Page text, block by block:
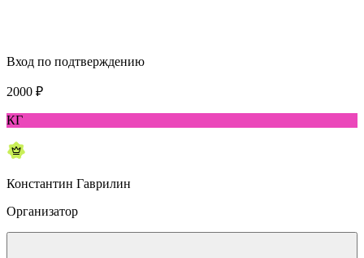
Вход по подтверждению
2000 ₽
КГ
Константин Гаврилин
Организатор